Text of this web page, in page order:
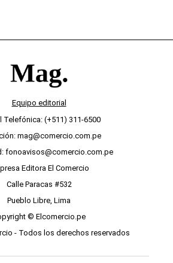
Equipo editorial
Telefónica: (+511) 311-6500
mag@comercio.com.pe
fonoavisos@comercio.com.pe
Editora El Comercio
Calle Paracas #532
Pueblo Libre, Lima
© Elcomercio.pe
- Todos los derechos reservados